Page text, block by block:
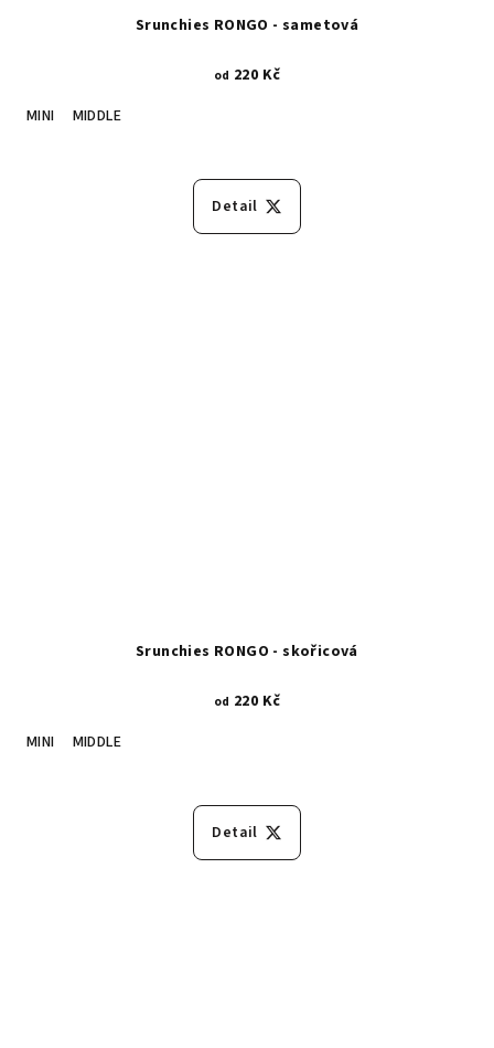
Srunchies RONGO - sametová
od 220 Kč
MINI
MIDDLE
Detail
Srunchies RONGO - skořicová
od 220 Kč
MINI
MIDDLE
Detail